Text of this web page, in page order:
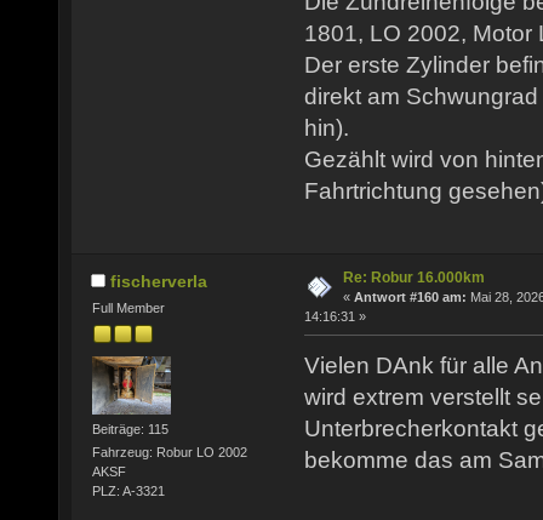
1801, LO 2002, Motor
Der erste Zylinder
direkt am
hin).
Gezählt wird von
Fahrtrichtung
fischerverla
Full Member
Beiträge: 115
Fahrzeug: Robur LO 2002
AKSF
PLZ: A-3321
Re: Robur 16.000km
« Antwort #160 am: Mai 28,
14:16:31 »
Vielen DAnk für alle
wird extrem verstellt
Unterbrecherkontakt
bekomme das am